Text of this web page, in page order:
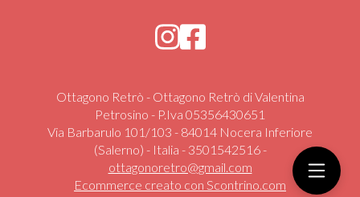
Ottagono Retrò - Ottagono Retrò di Valentina
Petrosino - P.Iva 05356430651
Via Barbarulo 101/103 - 84014 Nocera Inferiore
(Salerno) - Italia - 3501542516 -
ottagonoretro@gmail.com
Ecommerce creato con Scontrino.com